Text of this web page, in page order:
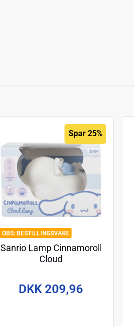
BESTILLINGSVARE
Spar 25%
Sanrio Lamp Cinnamoroll
Cloud
DKK 209,96